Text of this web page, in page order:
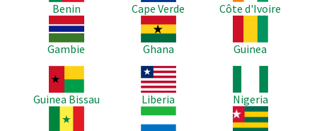
Benin
Cape Verde
Côte d'Ivoire
Image
Gambie
Image
Ghana
Guinea
Image
Guinea Bissau
Image
Liberia
Nigeria
Image
Image